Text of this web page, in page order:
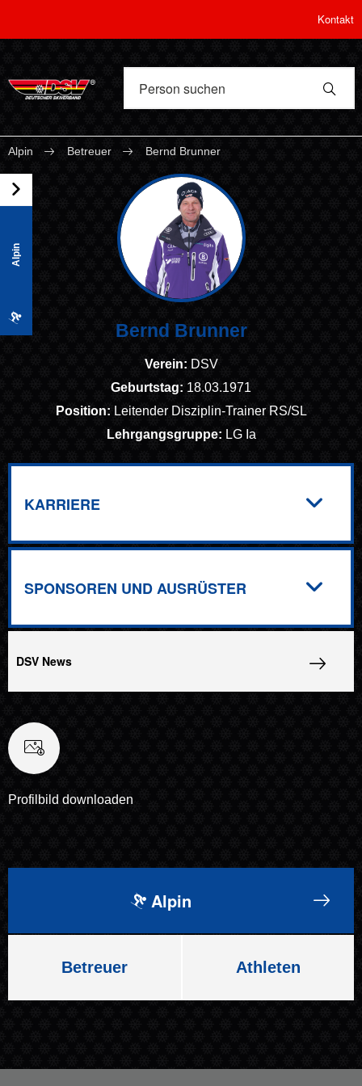
Kontakt
Alpin Betreuer Bernd Brunner
Alpin
Bernd Brunner
Verein: DSV
Geburtstag: 18.03.1971
Position: Leitender Disziplin-Trainer RS/SL
Lehrgangsgruppe: LG Ia
KARRIERE
SPONSOREN UND AUSRÜSTER
DSV News
Profilbild downloaden
Alpin
Betreuer Athleten